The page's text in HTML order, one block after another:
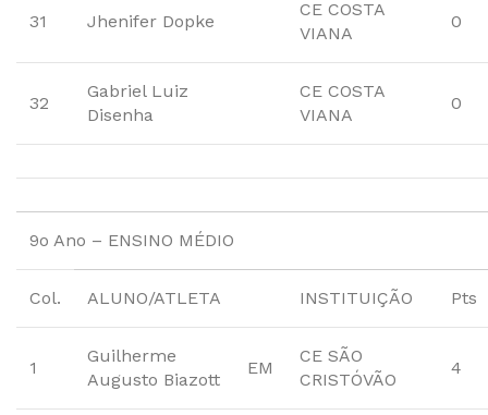
31 Jhenifer Dopke
CE COSTA
VIANA
0
32
Gabriel Luiz
Disenha
CE COSTA
VIANA
0
9o Ano – ENSINO MÉDIO
Col. ALUNO/ATLETA INSTITUIÇÃO Pts
1
Guilherme
Augusto Biazott
EM
CE SÃO
CRISTÓVÃO
4